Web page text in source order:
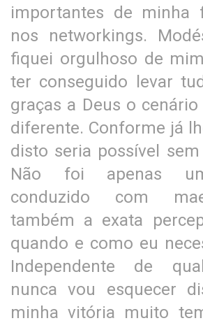
importantes de minha
nos networkings.
fiquei orgulhoso de
ter conseguido levar
graças a Deus o
diferente. Conforme já
disto seria possível
Não foi apenas
conduzido com
também a exata
quando e como eu
Independente de
nunca vou esquecer
minha vitória muito